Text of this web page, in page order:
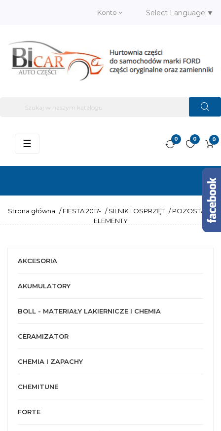
Konto Select Language ▼
0
0
0
Przełącz
☰
Strona główna / FIESTA 2017- / SILNIK I OSPRZĘT / POZOSTAŁE
ELEMENTY
AKCESORIA
AKUMULATORY
BOLL - MATERIAŁY LAKIERNICZE I CHEMIA
CERAMIZATOR
CHEMIA I ZAPACHY
CHEMITUNE
FORTE